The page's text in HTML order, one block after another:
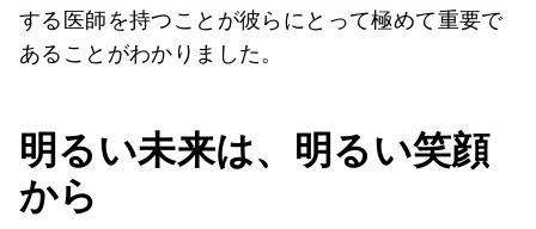
する医師を持つことが彼らにとって極めて重要で
あることがわかりました。
明るい未来は、明るい笑顔
から